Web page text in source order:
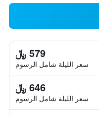
579 ﷼
سعر الليلة شامل الرسوم
646 ﷼
سعر الليلة شامل الرسوم